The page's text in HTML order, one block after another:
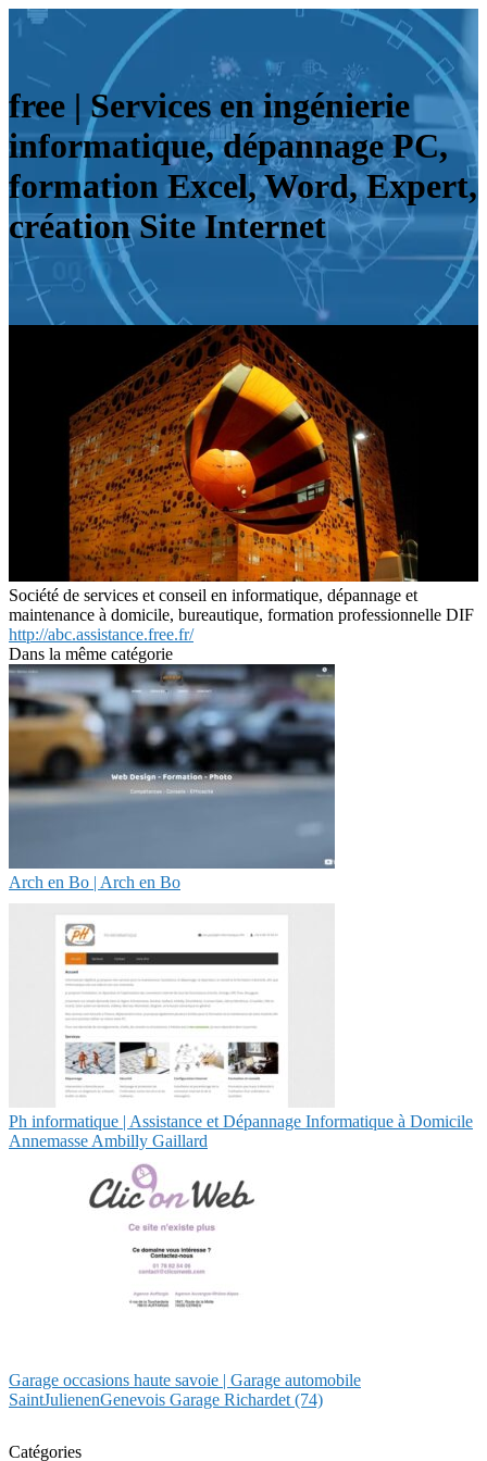
free | Services en ingénierie
infor­mati­que, dépannage PC,
formation Excel, Word, Expert,
création Site Internet
Société de services et conseil en informatique, dépannage et
maintenance à domicile, bureautique, formation professionnelle DIF
http://abc.assistance.free.fr/
Dans la même catégorie
Arch en Bo | Arch en Bo
Ph infor­mati­que | Assistance et Dépannage Infor­mati­que à Domicile
Annemasse Ambilly Gaillard
Garage occasions haute savoie | Garage automobile
SaintJulienenGenevois Garage Richardet (74)
Catégories